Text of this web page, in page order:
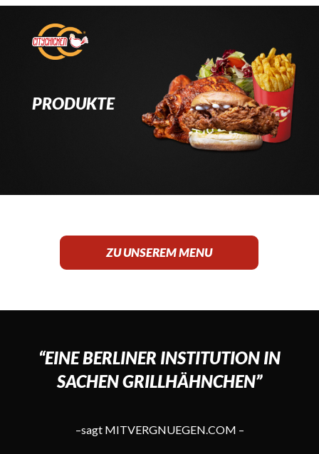
PRODUKTE
ZU UNSEREM MENU
“EINE BERLINER INSTITUTION IN
SACHEN GRILLHÄHNCHEN”
–sagt MITVERGNUEGEN.COM –